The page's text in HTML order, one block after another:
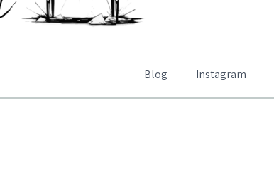
Blog Instagram